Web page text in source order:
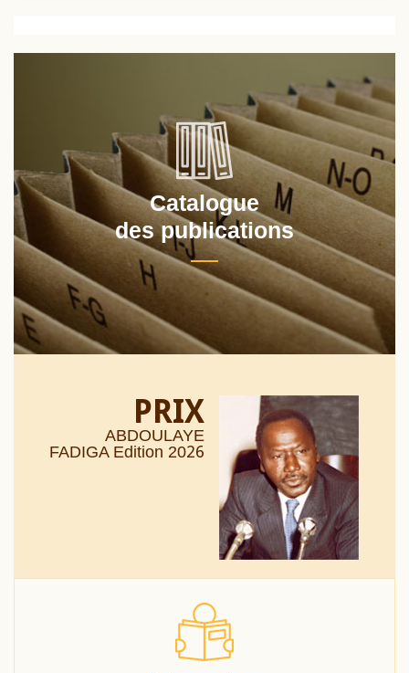
Catalogue
des publications
PRIX
ABDOULAYE
FADIGA Edition 2026